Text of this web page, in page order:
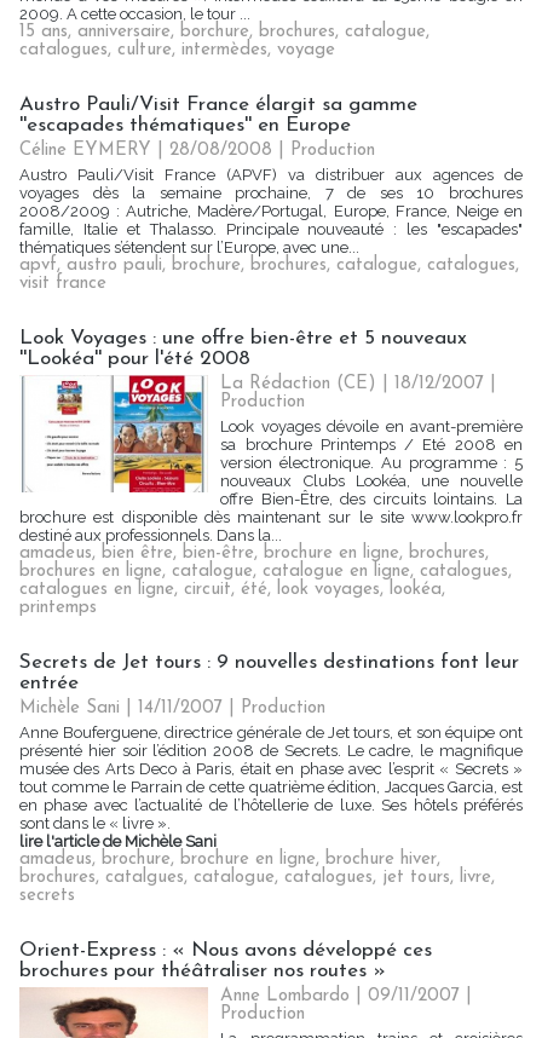
2009. A cette occasion, le tour ...
15 ans, anniversaire, borchure, brochures, catalogue,
catalogues, culture, intermèdes, voyage
Austro Pauli/Visit France élargit sa gamme
''escapades thématiques'' en Europe
Céline EYMERY | 28/08/2008
Production
Austro Pauli/Visit France (APVF) va distribuer aux agences de
voyages dès la semaine prochaine, 7 de ses 10 brochures
2008/2009 : Autriche, Madère/Portugal, Europe, France, Neige en
famille, Italie et Thalasso. Principale nouveauté : les "escapades"
thématiques s’étendent sur l’Europe, avec une...
apvf, austro pauli, brochure, brochures, catalogue, catalogues,
visit france
Look Voyages : une offre bien-être et 5 nouveaux
''Lookéa'' pour l'été 2008
La Rédaction (CE) | 18/12/2007
Production
Look voyages dévoile en avant-première
sa brochure Printemps / Eté 2008 en
version électronique. Au programme : 5
nouveaux Clubs Lookéa, une nouvelle
offre Bien-Être, des circuits lointains. La
brochure est disponible dès maintenant sur le site www.lookpro.fr
destiné aux professionnels. Dans la...
amadeus, bien être, bien-être, brochure en ligne, brochures,
brochures en ligne, catalogue, catalogue en ligne, catalogues,
catalogues en ligne, circuit, été, look voyages, lookéa,
printemps
Secrets de Jet tours : 9 nouvelles destinations font leur
entrée
Michèle Sani | 14/11/2007
Production
Anne Bouferguene, directrice générale de Jet tours, et son équipe ont
présenté hier soir l’édition 2008 de Secrets. Le cadre, le magnifique
musée des Arts Deco à Paris, était en phase avec l’esprit « Secrets »
tout comme le Parrain de cette quatrième édition, Jacques Garcia, est
en phase avec l’actualité de l’hôtellerie de luxe. Ses hôtels préférés
sont dans le « livre ».
lire l'article de Michèle Sani
amadeus, brochure, brochure en ligne, brochure hiver,
brochures, catalgues, catalogue, catalogues, jet tours, livre,
secrets
Orient-Express : « Nous avons développé ces
brochures pour théâtraliser nos routes »
Anne Lombardo | 09/11/2007
Production